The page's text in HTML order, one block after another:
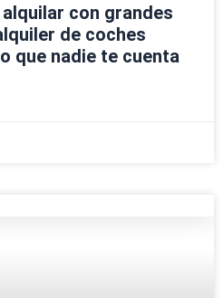
con grandes
de coches
que nadie te cuenta